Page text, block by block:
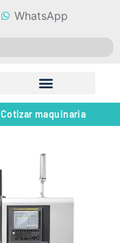
WhatsApp
Cotizar maquinaria